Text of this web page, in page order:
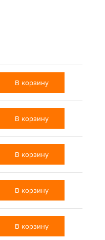
В корзину
В корзину
В корзину
В корзину
В корзину